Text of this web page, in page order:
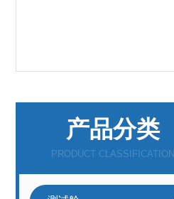
产品分类
PRODUCT CLASSIFICATION